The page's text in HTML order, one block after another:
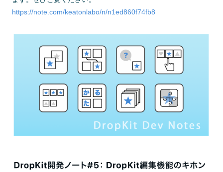
https://note.com/keatonlabo/n/n1ed860f74fb8